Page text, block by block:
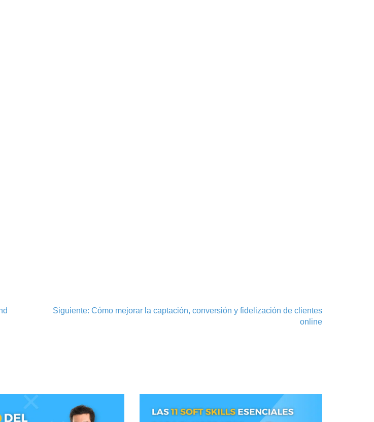
Siguiente: Cómo mejorar la captación, conversión y fidelización de clientes
online